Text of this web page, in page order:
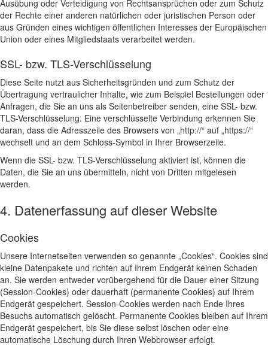
Ausübung oder Verteidigung von Rechtsansprüchen oder zum Schutz
der Rechte einer anderen natürlichen oder juristischen Person oder
aus Gründen eines wichtigen öffentlichen Interesses der Europäischen
Union oder eines Mitgliedstaats verarbeitet werden.
SSL- bzw. TLS-Verschlüsselung
Diese Seite nutzt aus Sicherheitsgründen und zum Schutz der
Übertragung vertraulicher Inhalte, wie zum Beispiel Bestellungen oder
Anfragen, die Sie an uns als Seitenbetreiber senden, eine SSL- bzw.
TLS-Verschlüsselung. Eine verschlüsselte Verbindung erkennen Sie
daran, dass die Adresszeile des Browsers von „http://“ auf „https://“
wechselt und an dem Schloss-Symbol in Ihrer Browserzeile.
Wenn die SSL- bzw. TLS-Verschlüsselung aktiviert ist, können die
Daten, die Sie an uns übermitteln, nicht von Dritten mitgelesen
werden.
4. Datenerfassung auf dieser Website
Cookies
Unsere Internetseiten verwenden so genannte „Cookies“. Cookies sind
kleine Datenpakete und richten auf Ihrem Endgerät keinen Schaden
an. Sie werden entweder vorübergehend für die Dauer einer Sitzung
(Session-Cookies) oder dauerhaft (permanente Cookies) auf Ihrem
Endgerät gespeichert. Session-Cookies werden nach Ende Ihres
Besuchs automatisch gelöscht. Permanente Cookies bleiben auf Ihrem
Endgerät gespeichert, bis Sie diese selbst löschen oder eine
automatische Löschung durch Ihren Webbrowser erfolgt.